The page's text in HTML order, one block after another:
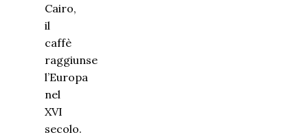
Cairo,
il
caffè
raggiunse
l’Europa
nel
XVI
secolo.